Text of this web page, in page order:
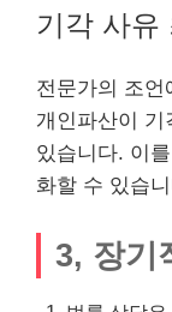
기각 사유
전문가의 조
개인파산이
있습니다. 이
화할 수 있습
3, 장기